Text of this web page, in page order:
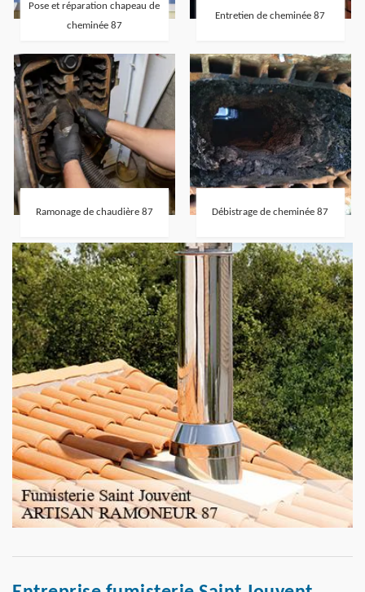
Pose et réparation chapeau de
cheminée 87
Entretien de cheminée 87
Ramonage de chaudière 87 Débistrage de cheminée 87